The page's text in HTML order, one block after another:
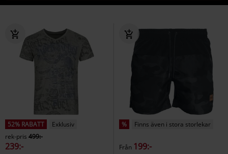
52% RABATT
Exklusiv
rek-pris 499:-
239:-
% Finns även i stora storlekar
Från 199:-